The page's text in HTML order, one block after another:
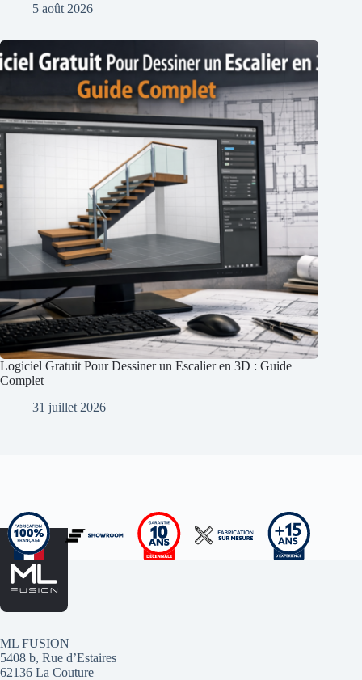
5 août 2026
Logiciel Gratuit Pour Dessiner un Escalier en 3D : Guide
Complet
31 juillet 2026
ML FUSION
5408 b, Rue d’Estaires
62136 La Couture